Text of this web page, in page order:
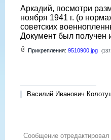
Аркадий, посмотри
ноября 1941 г. (о
советских
Документ был получен
Прикрепления: 9510900.jpg
Василий Иванович
Сообщение отредактировал